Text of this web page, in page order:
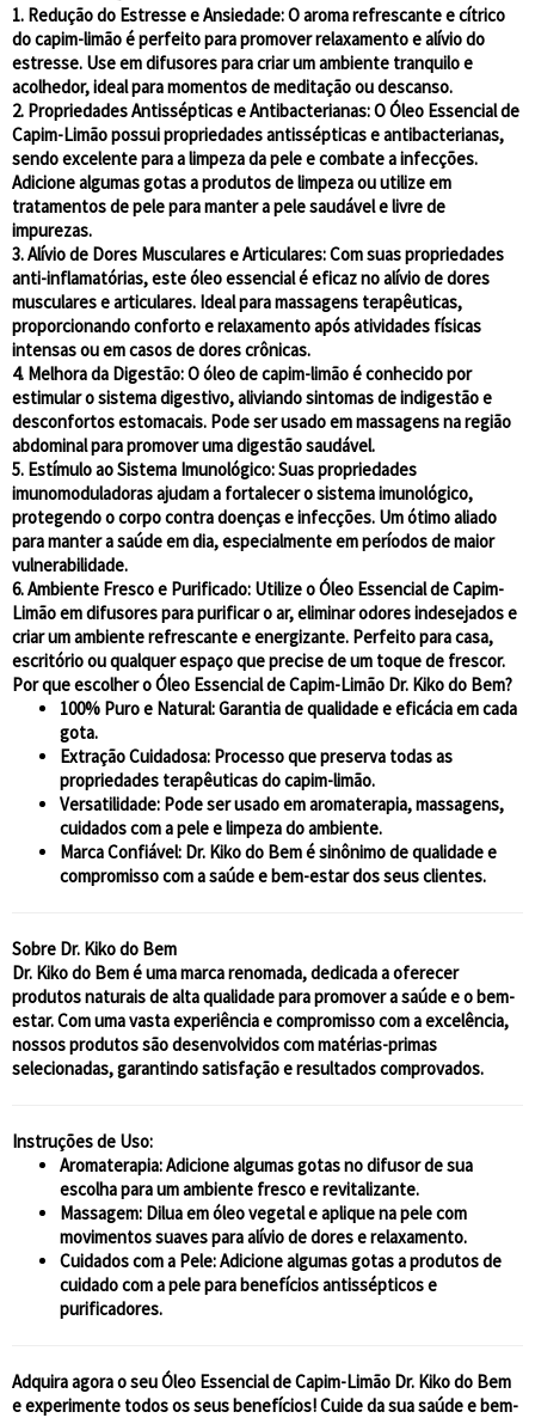
1. Redução do Estresse e Ansiedade:O aroma refrescante e cítrico
do capim-limão é perfeito para promover relaxamento e alívio do
estresse. Use em difusores para criar um ambiente tranquilo e
acolhedor, ideal para momentos de meditação ou descanso.
2. Propriedades Antissépticas e Antibacterianas:O Óleo Essencial de
Capim-Limão possui propriedades antissépticas e antibacterianas,
sendo excelente para a limpeza da pele e combate a infecções.
Adicione algumas gotas a produtos de limpeza ou utilize em
tratamentos de pele para manter a pele saudável e livre de
impurezas.
3. Alívio de Dores Musculares e Articulares:Com suas propriedades
anti-inflamatórias, este óleo essencial é eficaz no alívio de dores
musculares e articulares. Ideal para massagens terapêuticas,
proporcionando conforto e relaxamento após atividades físicas
intensas ou em casos de dores crônicas.
4. Melhora da Digestão:O óleo de capim-limão é conhecido por
estimular o sistema digestivo, aliviando sintomas de indigestão e
desconfortos estomacais. Pode ser usado em massagens na região
abdominal para promover uma digestão saudável.
5. Estímulo ao Sistema Imunológico:Suas propriedades
imunomoduladoras ajudam a fortalecer o sistema imunológico,
protegendo o corpo contra doenças e infecções. Um ótimo aliado
para manter a saúde em dia, especialmente em períodos de maior
vulnerabilidade.
6. Ambiente Fresco e Purificado: Utilize o Óleo Essencial de Capim-
Limão em difusores para purificar o ar, eliminar odores indesejados e
criar um ambiente refrescante e energizante. Perfeito para casa,
escritório ou qualquer espaço que precise de um toque de frescor.
Por que escolher o Óleo Essencial de Capim-Limão Dr. Kiko do Bem?
100% Puro e Natural:Garantia de qualidade e eficácia em cada
gota.
Extração Cuidadosa: Processo que preserva todas as
propriedades terapêuticas do capim-limão.
Versatilidade: Pode ser usado em aromaterapia, massagens,
cuidados com a pele e limpeza do ambiente.
Marca Confiável: Dr. Kiko do Bem é sinônimo de qualidade e
compromisso com a saúde e bem-estar dos seus clientes.
Sobre Dr. Kiko do Bem
Dr. Kiko do Bem é uma marca renomada, dedicada a oferecer
produtos naturais de alta qualidade para promover a saúde e o bem-
estar. Com uma vasta experiência e compromisso com a excelência,
nossos produtos são desenvolvidos com matérias-primas
selecionadas, garantindo satisfação e resultados comprovados.
Instruções de Uso:
Aromaterapia:Adicione algumas gotas no difusor de sua
escolha para um ambiente fresco e revitalizante.
Massagem: Dilua em óleo vegetal e aplique na pele com
movimentos suaves para alívio de dores e relaxamento.
Cuidados com a Pele:Adicione algumas gotas a produtos de
cuidado com a pele para benefícios antissépticos e
purificadores.
Adquira agora o seu Óleo Essencial de Capim-Limão Dr. Kiko do Bem
e experimente todos os seus benefícios! Cuide da sua saúde e bem-